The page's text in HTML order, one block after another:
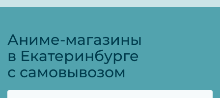
Аниме-магазины
в Екатеринбурге
с самовывозом